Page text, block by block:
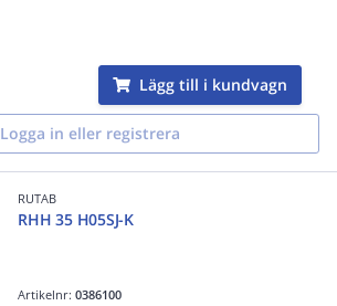
Lägg till i kundvagn
Logga in eller registrera
RUTAB
RHH 35 H05SJ-K
Artikelnr:0386100